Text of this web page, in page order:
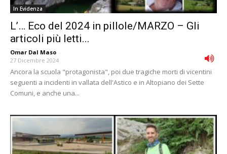
In Evidenza
L’… Eco del 2024 in pillole/MARZO – Gli
articoli più letti...
Omar Dal Maso -
27 Dicembre 2024
Ancora la scuola "protagonista", poi due tragiche morti di vicentini
seguenti a incidenti in vallata dell'Astico e in Altopiano dei Sette
Comuni, e anche una...